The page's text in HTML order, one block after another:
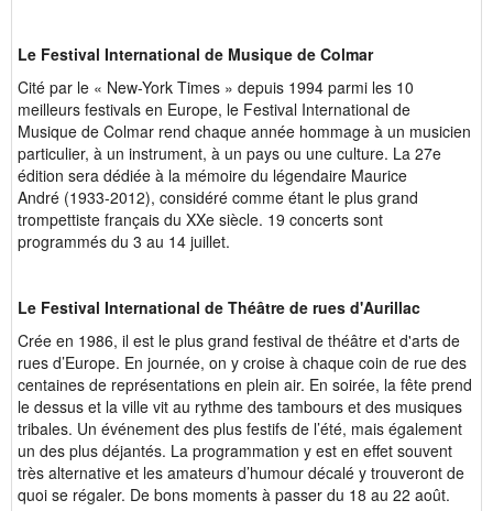
Le Festival International de Musique de Colmar
Cité par le « New-York Times » depuis 1994 parmi les 10
meilleurs festivals en Europe, le Festival International de
Musique de Colmar rend chaque année hommage à un musicien
particulier, à un instrument, à un pays ou une culture. La 27e
édition sera dédiée à la mémoire du légendaire Maurice
André (1933-2012), considéré comme étant le plus grand
trompettiste français du XXe siècle. 19 concerts sont
programmés du 3 au 14 juillet.
Le Festival International de Théâtre de rues d'Aurillac
Crée en 1986, il est le plus grand festival de théâtre et d'arts de
rues d’Europe. En journée, on y croise à chaque coin de rue des
centaines de représentations en plein air. En soirée, la fête prend
le dessus et la ville vit au rythme des tambours et des musiques
tribales. Un événement des plus festifs de l’été, mais également
un des plus déjantés. La programmation y est en effet souvent
très alternative et les amateurs d’humour décalé y trouveront de
quoi se régaler. De bons moments à passer du 18 au 22 août.